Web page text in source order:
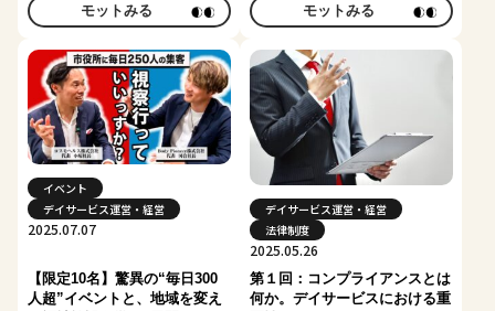
モットみる モットみる
イベント
デイサービス運営・経営
2025.07.07
【限定10名】驚異の“毎日300
人超”イベントと、地域を変え
デイサービス運営・経営
法律制度
2025.05.26
第１回：コンプライアンスとは
何か。デイサービスにおける重